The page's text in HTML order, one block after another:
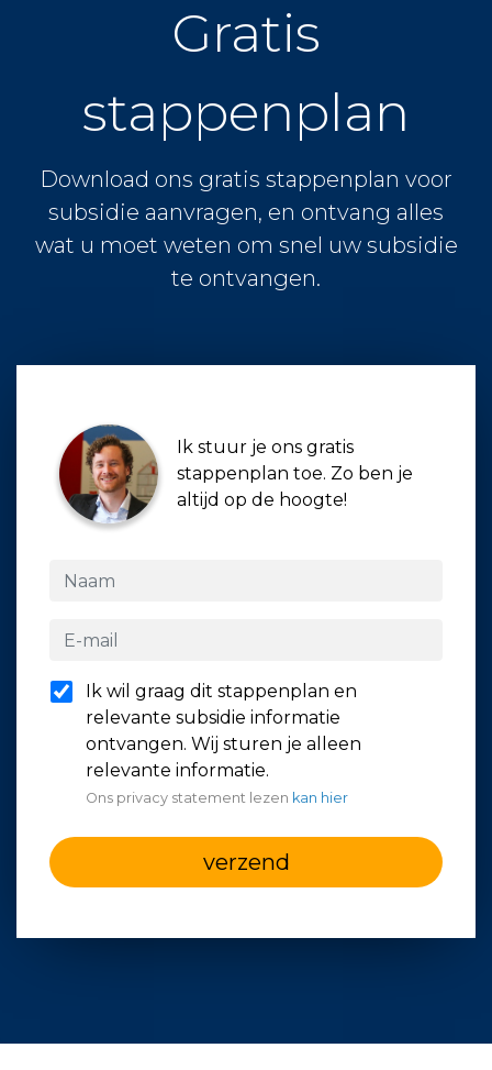
Gratis
stappenplan
Download ons gratis stappenplan voor
subsidie aanvragen, en ontvang alles
wat u moet weten om snel uw subsidie
te ontvangen.
Ik stuur je ons gratis
stappenplan toe. Zo ben je
altijd op de hoogte!
Ik wil graag dit stappenplan en
relevante subsidie informatie
ontvangen. Wij sturen je alleen
relevante informatie.
Ons privacy statement lezen kan hier
verzend